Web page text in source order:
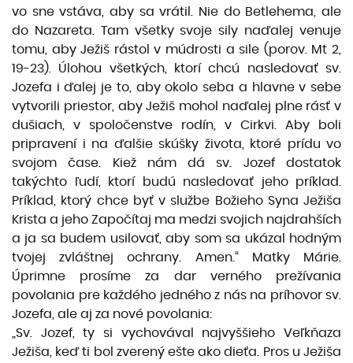
vo sne vstáva, aby sa vrátil. Nie do Betlehema, ale
do Nazareta. Tam všetky svoje sily naďalej venuje
tomu, aby Ježiš rástol v múdrosti a sile (porov. Mt 2,
19-23). Úlohou všetkých, ktorí chcú nasledovať sv.
Jozefa i ďalej je to, aby okolo seba a hlavne v sebe
vytvorili priestor, aby Ježiš mohol naďalej plne rásť v
dušiach, v spoločenstve rodín, v Cirkvi. Aby boli
pripravení i na ďalšie skúšky života, ktoré prídu vo
svojom čase. Kiež nám dá sv. Jozef dostatok
takýchto ľudí, ktorí budú nasledovať jeho príklad.
Príklad, ktorý chce byť v službe Božieho Syna Ježiša
Krista a jeho Započítaj ma medzi svojich najdrahších
a ja sa budem usilovať, aby som sa ukázal hodným
tvojej zvláštnej ochrany. Amen.“ Matky Márie.
Úprimne prosíme za dar verného prežívania
povolania pre každého jedného z nás na príhovor sv.
Jozefa, ale aj za nové povolania:
„Sv. Jozef, ty si vychovával najvyššieho Veľkňaza
Ježiša, keď ti bol zverený ešte ako dieťa. Pros u Ježiša